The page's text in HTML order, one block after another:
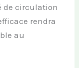
de circulation
rendra
au